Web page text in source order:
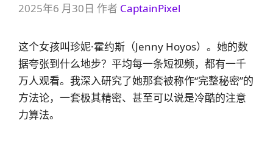
2025年6 月30日 作者 CaptainPixel
这个女孩叫珍妮·霍约斯（Jenny Hoyos）。她的数
据夸张到什么地步？平均每一条短视频，都有一千
万人观看。我深入研究了她那套被称作“完整秘密”的
方法论，一套极其精密、甚至可以说是冷酷的注意
力算法。